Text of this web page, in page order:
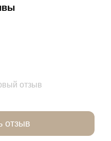
отзыв
отзыв